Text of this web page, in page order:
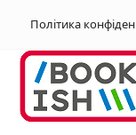
Політика